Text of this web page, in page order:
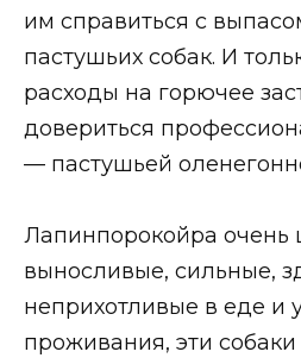
им справиться с
пастушьих собак. И
расходы на горючее
довериться
— пастушьей
Лапинпорокойра
выносливые, сильные,
неприхотливые в еде и
проживания, эти